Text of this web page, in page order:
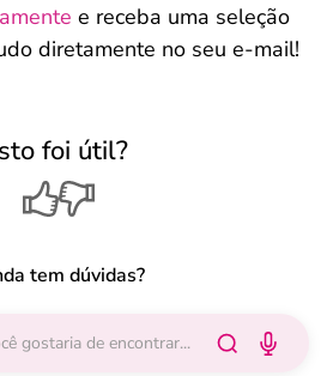
e receba uma seleção
diretamente no seu e-mail!
foi útil?
tem dúvidas?